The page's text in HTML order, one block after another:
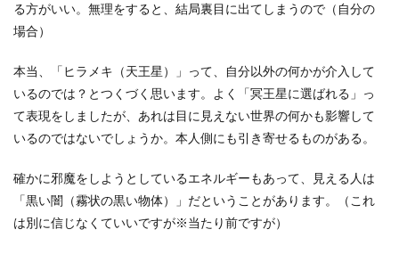
る方がいい。無理をすると、結局裏目に出てしまうので（自分の
場合）
本当、「ヒラメキ（天王星）」って、自分以外の何かが介入して
いるのでは？とつくづく思います。よく「冥王星に選ばれる」っ
て表現をしましたが、あれは目に見えない世界の何かも影響して
いるのではないでしょうか。本人側にも引き寄せるものがある。
確かに邪魔をしようとしているエネルギーもあって、見える人は
「黒い闇（霧状の黒い物体）」だということがあります。（これ
は別に信じなくていいですが※当たり前ですが）